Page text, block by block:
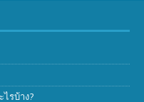
รบ้าง?